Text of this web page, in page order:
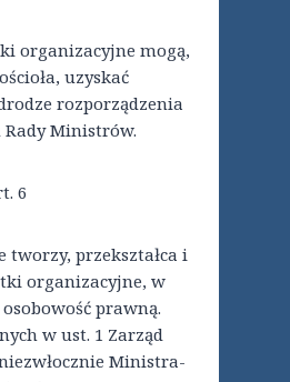
organizacyjne mogą,
uzyskać
rozporządzenia
Ministrów.
6
tworzy, przekształca i
organizacyjne, w
prawną.
w ust. 1 Zarząd
Ministra-